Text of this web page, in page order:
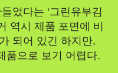
었다는 ‘그린유부김
역시 제품 포면에 비
되어 있긴 하지만,
품으로 보기 어렵다.